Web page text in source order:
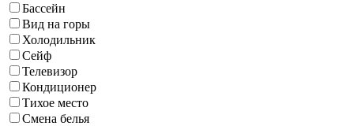
Бассейн
Вид на горы
Холодильник
Сейф
Телевизор
Кондиционер
Тихое место
Смена белья